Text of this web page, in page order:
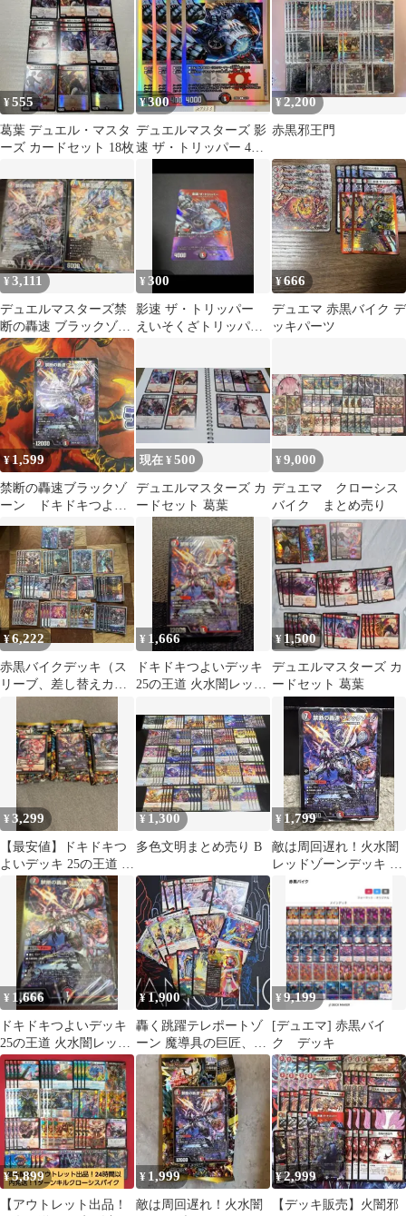
¥555
葛葉 デュエル・マスタ
ーズ カードセット 18枚
¥300
デュエルマスターズ 影
速 ザ・トリッパー 4枚
¥2,200
赤黒邪王門
¥3,111
デュエルマスターズ禁
断の轟速 ブラックゾー
ン 龍風混成 サーディク
リカ25の王道
¥300
影速 ザ・トリッパー
えいそくざトリッパ
¥666
デュエマ 赤黒バイク デ
ッキパーツ
¥1,599
禁断の轟速ブラックゾ
ーン ドキドキつよい
デッキ
現在 ¥500
デュエルマスターズ カ
ードセット 葛葉
¥9,000
デュエマ クローシス
バイク まとめ売り
¥6,222
赤黒バイクデッキ（ス
リーブ、差し替えカー
ド付）
¥ 1,666
ドキドキつよいデッキ
25の王道 火水闇レッド
ゾーン
¥1,500
デュエルマスターズ カ
ードセット 葛葉
¥3,299
【最安値】ドキドキつ
よいデッキ 25の王道 火
水闇レッドゾーンデッ
キ 他
¥ 1,300
多色文明まとめ売り B
¥1,799
敵は周回遅れ！火水闇
レッドゾーンデッキ 25
の王道 ドキドキつよい
¥ 1,666
ドキドキつよいデッキ
25の王道 火水闇レッド
ゾーンデッキ
¥1,900
轟く跳躍テレポートゾ
ーン 魔導具の巨匠、ミ
ロクセット
¥9,199
[デュエマ] 赤黒バイ
ク デッキ
¥5,899
【アウトレット出品！
¥ 1,999
敵は周回遅れ！火水闇
¥2,999
【デッキ販売】火闇邪